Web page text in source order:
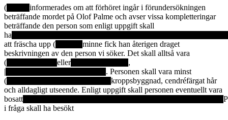
(
informerades om att förhöret ingår i förundersökningen
beträffande mordet på Olof Palme och avser vissa kompletteringar
beträffande den person som enligt uppgift skall
ha
att fräscha upp (
minne fick han återigen draget
beskrivningen av den person vi söker. Det skall alltså vara
(
eller
,
|
. Personen skall vara minst
(
kroppsbyggnad, cendréfärgat hår
och alldagligt utseende. Enligt uppgift skall personen eventuellt vara
bosatt
i fråga skall ha besökt